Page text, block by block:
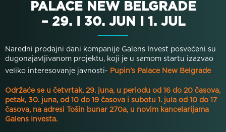
PALACE NEW BELGRADE
– 29. I 30. JUN I 1. JUL
Naredni prodajni dani kompanije Galens Invest posvećeni su
dugonajavljivanom projektu, koji je u samom startu izazvao
veliko interesovanje javnosti- Pupin’s Palace New Belgrade
Održaće se u četvrtak, 29. juna, u periodu od 16 do 20 časova,
petak, 30. juna, od 10 do 19 časova i subotu 1. jula od 10 do 17
časova, na adresi Tošin bunar 270a, u novim kancelarijama
Galens Investa.